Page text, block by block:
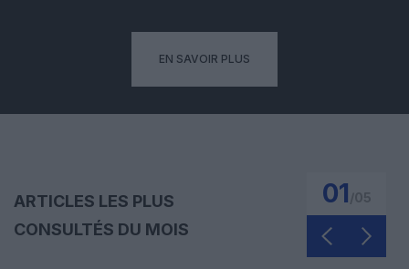
EN SAVOIR PLUS
ARTICLES LES PLUS
CONSULTÉS DU MOIS
01